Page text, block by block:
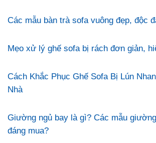
Các mẫu bàn trà sofa vuông đẹp, độc
Mẹo xử lý ghế sofa bị rách đơn giản,
Cách Khắc Phục Ghế Sofa Bị Lún
Nhà
Giường ngủ bay là gì? Các mẫu
đáng mua?